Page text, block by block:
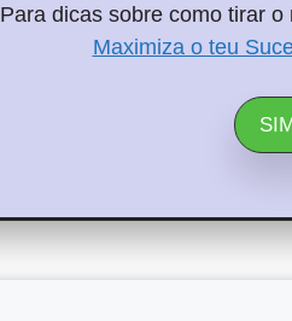
Para dicas sobre como tirar
Maximiza o teu